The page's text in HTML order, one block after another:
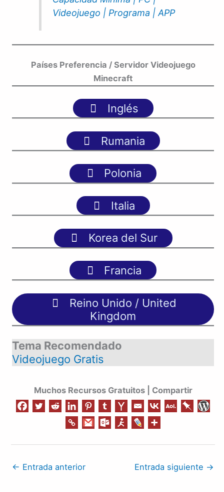
Videojuego | Programa | APP
Países Preferencia / Servidor Videojuego
Minecraft
Inglés
Rumania
Polonia
Italia
Korea del Sur
Francia
Reino Unido / United
Kingdom
Tema Recomendado
Videojuego Gratis
Muchos Recursos Gratuitos | Compartir
← Entrada anterior Entrada siguiente →